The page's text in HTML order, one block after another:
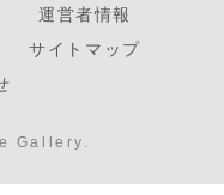
運営者情報
サイトマップ
Gallery.